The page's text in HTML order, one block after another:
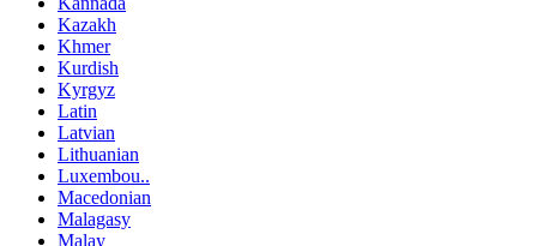
Kazakh
Khmer
Kurdish
Kyrgyz
Latin
Latvian
Lithuanian
Luxembou..
Macedonian
Malagasy
Malay